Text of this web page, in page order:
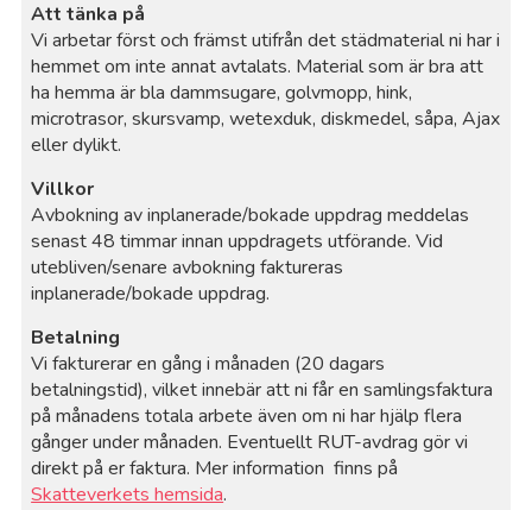
Att tänka på
Vi arbetar först och främst utifrån det städmaterial ni har i
hemmet om inte annat avtalats. Material som är bra att
ha hemma är bla dammsugare, golvmopp, hink,
microtrasor, skursvamp, wetexduk, diskmedel, såpa, Ajax
eller dylikt.
Villkor
Avbokning av inplanerade/bokade uppdrag meddelas
senast 48 timmar innan uppdragets utförande. Vid
utebliven/senare avbokning faktureras
inplanerade/bokade uppdrag.
Betalning
Vi fakturerar en gång i månaden (20 dagars
betalningstid), vilket innebär att ni får en samlingsfaktura
på månadens totala arbete även om ni har hjälp flera
gånger under månaden. Eventuellt RUT-avdrag gör vi
direkt på er faktura. Mer information finns på
Skatteverkets hemsida.